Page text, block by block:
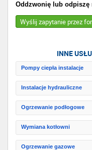
Oddzwonię lub odpiszę
Wyślij zapytanie przez
INNE
Pompy ciepła instalacje
Instalacje hydrauliczne
Ogrzewanie podłogowe
Wymiana kotłowni
Ogrzewanie gazowe